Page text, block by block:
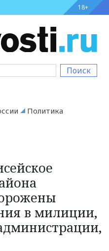
18+
Поиск
Политика
в милиции,